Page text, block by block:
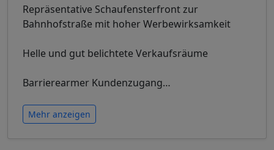
Repräsentative Schaufensterfront zur
Bahnhofstraße mit hoher Werbewirksamkeit
Helle und gut belichtete Verkaufsräume
Barrierearmer Kundenzugang…
Mehr anzeigen